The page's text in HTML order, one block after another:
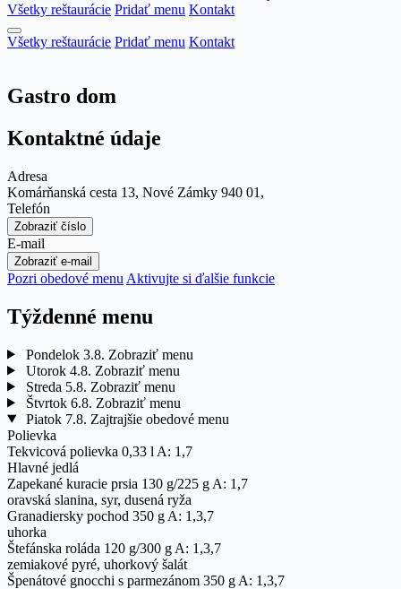
Všetky reštaurácie Pridať menu Kontakt
Všetky reštaurácie Pridať menu Kontakt
Gastro dom
Kontaktné údaje
Adresa
Komárňanská cesta 13, Nové Zámky 940 01,
Telefón
Zobraziť číslo
E-mail
Zobraziť e-mail
Pozri obedové menu Aktivujte si ďalšie funkcie
Týždenné menu
Pondelok 3.8. Zobraziť menu
Utorok 4.8. Zobraziť menu
Streda 5.8. Zobraziť menu
Štvrtok 6.8. Zobraziť menu
Piatok 7.8. Zajtrajšie obedové menu
Polievka
Tekvicová polievka 0,33 l A: 1,7
Hlavné jedlá
Zapekané kuracie prsia 130 g/225 g A: 1,7
oravská slanina, syr, dusená ryža
Granadiersky pochod 350 g A: 1,3,7
uhorka
Štefánska roláda 120 g/300 g A: 1,3,7
zemiakové pyré, uhorkový šalát
Špenátové gnocchi s parmezánom 350 g A: 1,3,7